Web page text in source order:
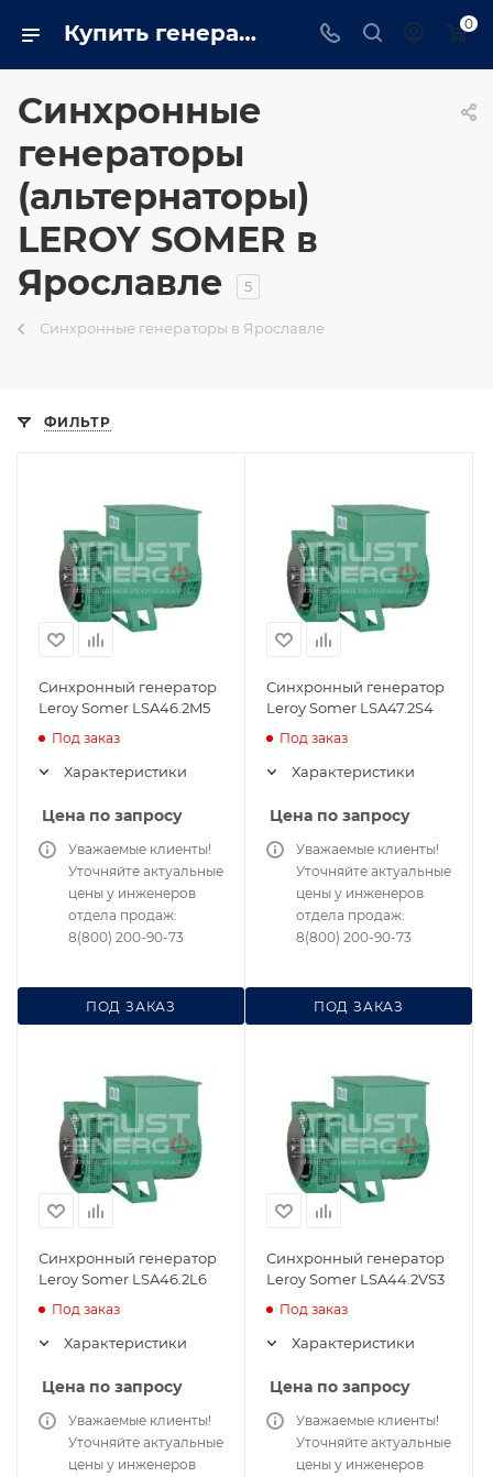
Купить генераторы (альтернаторы) LEROY SOMER в Ярославле недорого 0
Синхронные
генераторы
(альтернаторы)
LEROY SOMER в
Ярославле
5
Синхронные генераторы в Ярославле
ФИЛЬТР
Синхронный генератор
Leroy Somer LSA46.2M5
Под заказ
Характеристики
Цена по запросу
ПОД ЗАКАЗ
Уважаемые клиенты!
Уточняйте актуальные
цены у инженеров
отдела продаж:
8(800) 200-90-73
Синхронный генератор
Leroy Somer LSA47.2S4
Под заказ
Характеристики
Цена по запросу
ПОД ЗАКАЗ
Уважаемые клиенты!
Уточняйте актуальные
цены у инженеров
отдела продаж:
8(800) 200-90-73
Синхронный генератор
Leroy Somer LSA46.2L6
Под заказ
Характеристики
Цена по запросу
Уважаемые клиенты!
Уточняйте актуальные
цены у инженеров
Синхронный генератор
Leroy Somer LSA44.2VS3
Под заказ
Характеристики
Цена по запросу
Уважаемые клиенты!
Уточняйте актуальные
цены у инженеров